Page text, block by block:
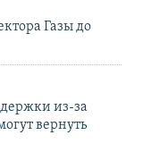
Газы до
из-за
вернуть